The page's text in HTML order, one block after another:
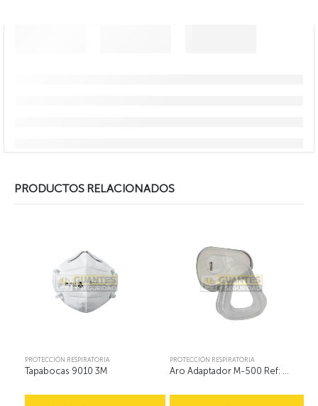
PRODUCTOS RELACIONADOS
PROTECCIÓN RESPIRATORIA
Tapabocas 9010 3M
PROTECCIÓN RESPIRATORIA
Aro Adaptador M-500 Ref: 200250